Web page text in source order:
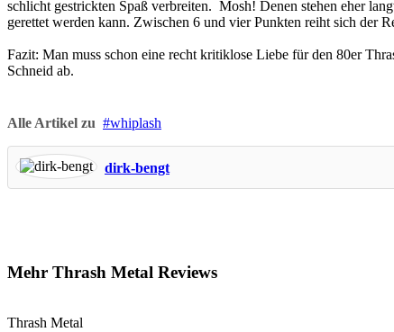
schlicht gestrickten Spaß verbreiten. Mosh! Denen stehen eher
gerettet werden kann. Zwischen 6 und vier Punkten reiht sich der
Fazit: Man muss schon eine recht kritiklose Liebe für den 80er
Schneid ab.
Alle Artikel zu whiplash
dirk-bengt
Mehr Thrash Metal Reviews
Thrash Metal